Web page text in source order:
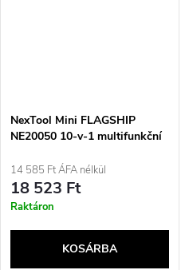
NexTool Mini FLAGSHIP
NE20050 10-v-1 multifunkční
14 585 Ft ÁFA nélkül
18 523 Ft
Raktáron
KOSÁRBA